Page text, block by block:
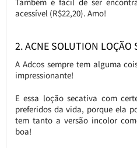
Também é fácil de ser
acessível (R$22,20). Amo!
2. ACNE SOLUTION LOÇÃO
A Adcos sempre tem alguma
impressionante!
E essa loção secativa com
preferidos da vida, porque ela
tem tanto a versão incolor
boa!